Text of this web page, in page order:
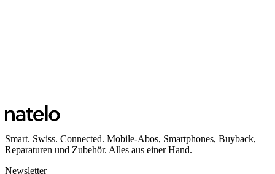
Smart. Swiss. Connected. Mobile-Abos, Smartphones, Buyback,
Reparaturen und Zubehör. Alles aus einer Hand.
Newsletter